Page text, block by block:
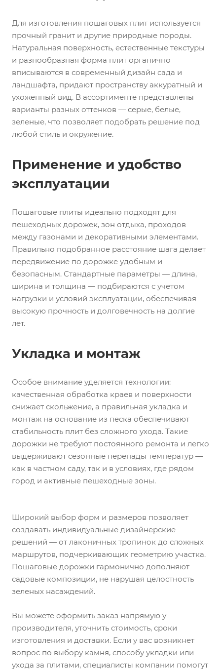
Для изготовления пошаговых плит используется
прочный гранит и другие природные породы.
Натуральная поверхность, естественные текстуры
и разнообразная форма плит органично
вписываются в современный дизайн сада и
ландшафта, придают пространству аккуратный и
ухоженный вид. В ассортименте представлены
варианты разных оттенков — серые, белые,
зеленые, что позволяет подобрать решение под
любой стиль и окружение.
Применение и удобство
эксплуатации
Пошаговые плиты идеально подходят для
пешеходных дорожек, зон отдыха, проходов
между газонами и декоративными элементами.
Правильно подобранное расстояние шага делает
передвижение по дорожке удобным и
безопасным. Стандартные параметры — длина,
ширина и толщина — подбираются с учетом
нагрузки и условий эксплуатации, обеспечивая
высокую прочность и долговечность на долгие
лет.
Укладка и монтаж
Особое внимание уделяется технологии:
качественная обработка краев и поверхности
снижает скольжение, а правильная укладка и
монтаж на основание из песка обеспечивают
стабильность плит без сложного ухода. Такие
дорожки не требуют постоянного ремонта и легко
выдерживают сезонные перепады температур —
как в частном саду, так и в условиях, где рядом
город и активные пешеходные зоны.
Широкий выбор форм и размеров позволяет
создавать индивидуальные дизайнерские
решений — от лаконичных тропинок до сложных
маршрутов, подчеркивающих геометрию участка.
Пошаговые дорожки гармонично дополняют
садовые композиции, не нарушая целостность
зеленых насаждений.
Вы можете оформить заказ напрямую у
производителя, уточнить стоимость, сроки
изготовления и доставки. Если у вас возникнет
вопрос по выбору камня, способу укладки или
ухода за плитами, специалисты компании помогут